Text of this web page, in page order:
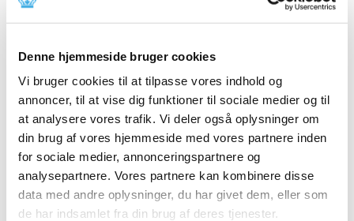
Denne hjemmeside bruger cookies
Vi bruger cookies til at tilpasse vores indhold og
annoncer, til at vise dig funktioner til sociale medier og til
at analysere vores trafik. Vi deler også oplysninger om
din brug af vores hjemmeside med vores partnere inden
for sociale medier, annonceringspartnere og
analysepartnere. Vores partnere kan kombinere disse
data med andre oplysninger, du har givet dem, eller som
de har indsamlet fra din brug af deres tjenester.
Denne meddelelse indeholder information om fejl i
af udstyret. Læs mere i meddelelsen fra fabrikanten.
Referencer
Produkt: Signa 1.5T TwinSpeed, Signa 1.5T Excite
HD, Signa 3.0T Excite HD, Signa Excite 3T, 1.5T Signa
HDx, 3.0T Signa HDx, 1.5T Signa HDxt, 3.0T Signa
HDxt, 1.5T Signa HDxt Mobile
Fabrikant: GE Medical Systems, LLC